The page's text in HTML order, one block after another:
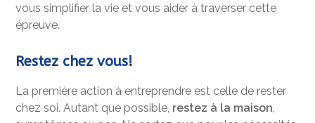
vous simplifier la vie et vous aider à traverser cette
épreuve.
Restez chez vous!
La première action à entreprendre est celle de rester
chez soi. Autant que possible, restez à la maison